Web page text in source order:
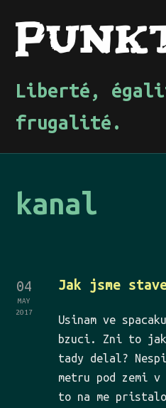
Liberté,
frugalité.
kanal
04
MAY
2017
Jak jsme
Usinam ve
bzuci. Zni to
tady delal?
metru pod zemi v
to na me